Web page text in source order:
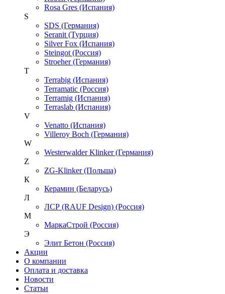
Rosa Gres (Испания)
S
SDS (Германия)
Seranit (Турция)
Silver Fox (Испания)
Steingot (Россия)
Stroeher (Германия)
T
Terrabig (Испания)
Terramatic (Россия)
Terramig (Испания)
Terraslab (Испания)
V
Venatto (Испания)
Villeroy Boch (Германия)
W
Westerwalder Klinker (Германия)
Z
ZG-Klinker (Польша)
К
Керамин (Беларусь)
Л
ЛСР (RAUF Design) (Россия)
М
МаркаСтрой (Россия)
Э
Элит Бетон (Россия)
Акции
О компании
Оплата и доставка
Новости
Статьи